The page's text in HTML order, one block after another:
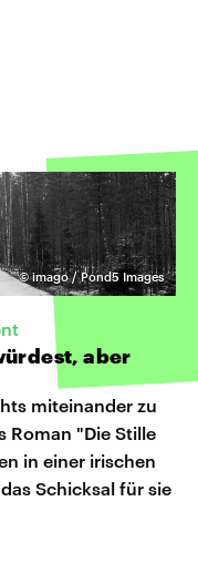
©imago / Pond5 Images
aber
miteinander zu
Roman "Die Stille
in einer irischen
Schicksal für sie